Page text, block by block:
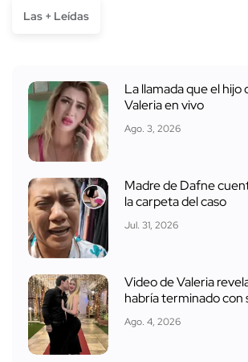
Las + Leídas
La llamada que el hijo
Valeria en vivo
Ago. 3, 2026
Madre de Dafne
la carpeta del caso
Jul. 31, 2026
Video de Valeria
habría terminado con
Ago. 4, 2026